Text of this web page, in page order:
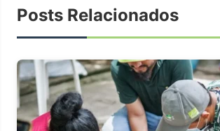
Posts Relacionados